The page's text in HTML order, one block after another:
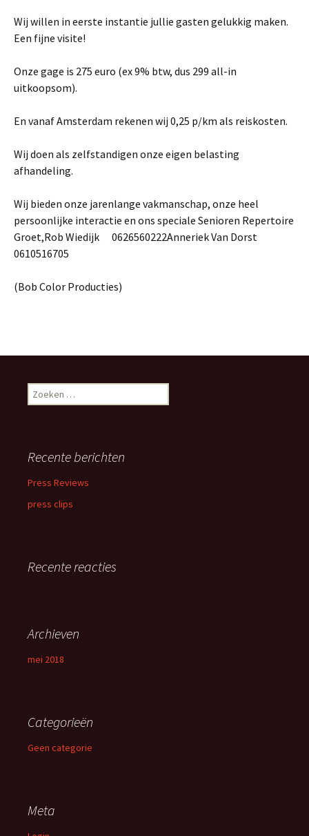
Wij willen in eerste instantie jullie gasten gelukkig maken.
Een fijne visite!
Onze gage is 275 euro (ex 9% btw, dus 299 all-in
uitkoopsom).
En vanaf Amsterdam rekenen wij 0,25 p/km als reiskosten.
Wij doen als zelfstandigen onze eigen belasting
afhandeling.
Wij bieden onze jarenlange vakmanschap, onze heel
persoonlijke interactie en ons speciale Senioren Repertoire
Groet,Rob Wiedijk 0626560222Anneriek Van Dorst
0610516705
(Bob Color Producties)
Zoeken
naar:
Recente berichten
Press Reviews
press clips
Recente reacties
Archieven
mei 2018
Categorieën
Geen categorie
Meta